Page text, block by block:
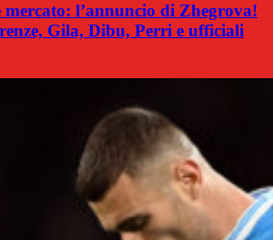
l’annuncio di Zhegrova!
Gila, Dibu, Perri e ufficiali